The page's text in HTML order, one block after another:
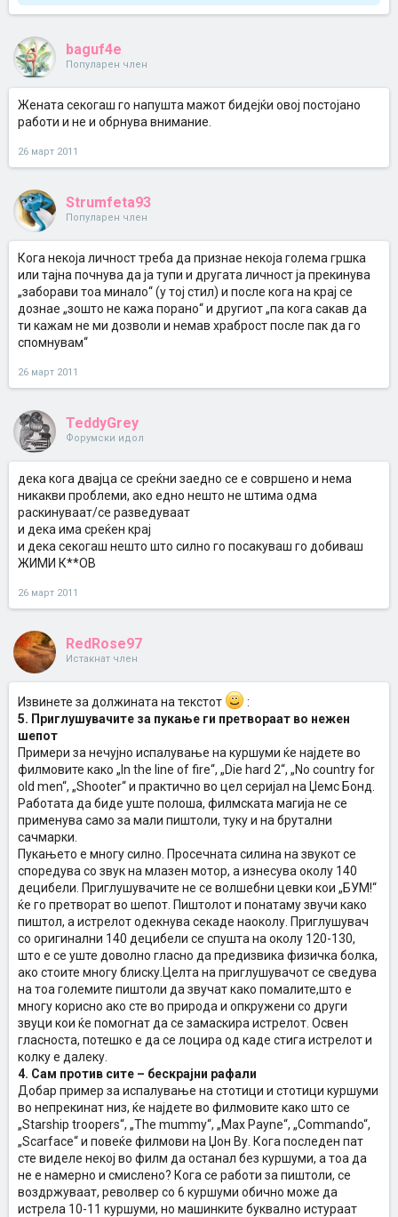
baguf4e
Популарен член
Жената секогаш го напушта мажот бидејќи овој постојано
работи и не и обрнува внимание.
26 март 2011
Strumfeta93
Популарен член
Кога некоја личност треба да признае некоја голема гршка
или тајна почнува да ја тупи и другата личност ја прекинува
„заборави тоа минало‘‘ (у тој стил) и после кога на крај се
дознае „зошто не кажа порано‘‘ и другиот „па кога сакав да
ти кажам не ми дозволи и немав храброст после пак да го
спомнувам‘‘
26 март 2011
TeddyGrey
Форумски идол
дека кога двајца се среќни заедно се е совршено и нема
никакви проблеми, ако едно нешто не штима одма
раскинуваат/се разведуваат
и дека има среќен крај
и дека секогаш нешто што силно го посакуваш го добиваш
ЖИМИ К**ОВ
26 март 2011
RedRose97
Истакнат член
Извинете за должината на текстот
:
5. Приглушувачите за пукање ги претвораат во нежен
шепот
Примери за нечујно испалување на куршуми ќе најдете во
филмовите како „In the line of fire“, „Die hard 2“, „No country for
old men“, „Shooter“ и практично во цел серијал на Џемс Бонд.
Работата да биде уште полоша, филмската магија не се
применува само за мали пиштоли, туку и на брутални
сачмарки.
Пукањето е многу силно. Просечната силина на звукот се
споредува со звук на млазен мотор, а изнесува околу 140
децибели. Приглушувачите не се волшебни цевки кои „БУМ!“
ќе го претворат во шепот. Пиштолот и понатаму звучи како
пиштол, а истрелот одекнува секаде наоколу. Приглушувач
со оригинални 140 децибели се спушта на околу 120-130,
што е се уште доволно гласно да предизвика физичка болка,
ако стоите многу блиску.Целта на приглушувачот се сведува
на тоа големите пиштоли да звучат како помалите,што е
многу корисно ако сте во природа и опкружени со други
звуци кои ќе помогнат да се замаскира истрелот. Освен
гласноста, потешко е да се лоцира од каде стига истрелот и
колку е далеку.
4. Сам против сите – бескрајни рафали
Добар пример за испалување на стотици и стотици куршуми
во непрекинат низ, ќе најдете во филмовите како што се
„Starship troopers“, „The mummy“, „Max Payne“, „Commando“,
„Scarface“ и повеќе филмови на Џон Ву. Кога последен пат
сте виделе некој во филм да останал без куршуми, а тоа да
не е намерно и смислено? Кога се работи за пиштоли, се
воздржуваат, револвер со 6 куршуми обично може да
истрела 10-11 куршуми, но машинките буквално истураат